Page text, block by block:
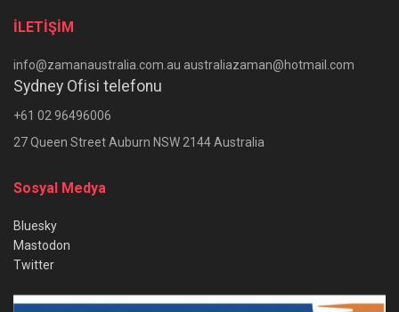
İLETİŞİM
info@zamanaustralia.com.au australiazaman@hotmail.com
Sydney Ofisi telefonu
+61 02 96496006
27 Queen Street Auburn NSW 2144 Australia
Sosyal Medya
Bluesky
Mastodon
Twitter